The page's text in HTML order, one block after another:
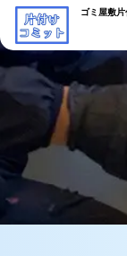
ゴミ屋敷
初めての方へ
採用情報